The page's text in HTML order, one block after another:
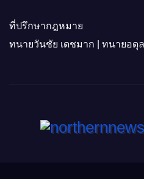
ที่ปรึกษากฎหมาย
ทนายวันชัย เดชมาก | ทนายอดุ